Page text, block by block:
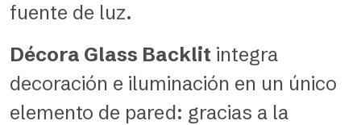
fuente de luz.
Décora Glass Backlit integra
decoración e iluminación en un único
elemento de pared: gracias a la